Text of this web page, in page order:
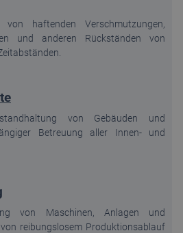
von haftenden Verschmutzungen,
und anderen Rückständen von
von Gebäuden und
Betreuung aller Innen- und
von Maschinen, Anlagen und
reibungslosem Produktionsablauf